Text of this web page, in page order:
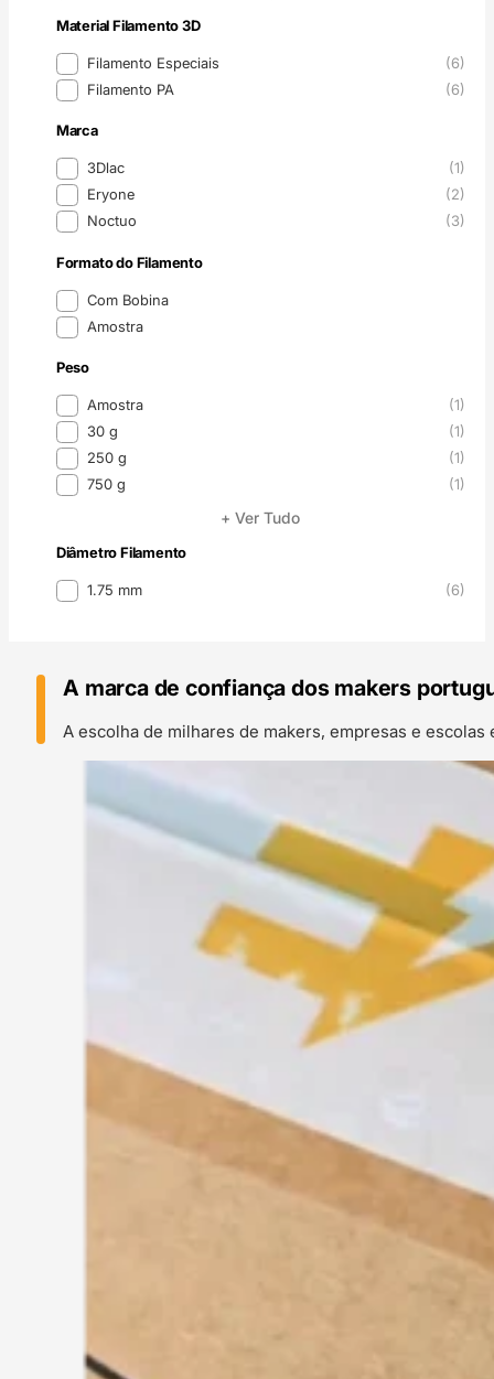
Material Filamento 3D
Material Filamento 3D
Filamento Especiais
(6)
Filamento PA
(6)
Marca
Marca3Dlac
(1)
Eryone
(2)
Noctuo
(3)
Formato do Filamento
Formato do Filamento
Com Bobina
Amostra
Peso
Peso Amostra
(1)
30 g
(1)
250 g
(1)
750 g
(1)
+ Ver Tudo
Diâmetro Filamento
Diâmetro Filamento
1.75 mm (6)
A marca de confiança dos makers
A escolha de milhares de makers, empresas e escolas